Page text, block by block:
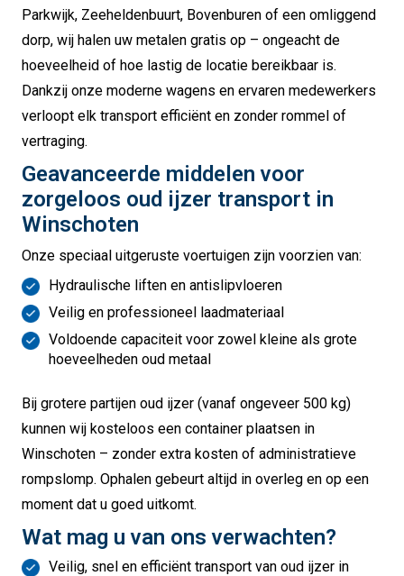
Parkwijk, Zeeheldenbuurt, Bovenburen of een omliggend
dorp, wij halen uw metalen gratis op – ongeacht de
hoeveelheid of hoe lastig de locatie bereikbaar is.
Dankzij onze moderne wagens en ervaren medewerkers
verloopt elk transport efficiënt en zonder rommel of
vertraging.
Geavanceerde middelen voor
zorgeloos oud ijzer transport in
Winschoten
Onze speciaal uitgeruste voertuigen zijn voorzien van:
Hydraulische liften en antislipvloeren
Veilig en professioneel laadmateriaal
Voldoende capaciteit voor zowel kleine als grote
hoeveelheden oud metaal
Bij grotere partijen oud ijzer (vanaf ongeveer 500 kg)
kunnen wij kosteloos een container plaatsen in
Winschoten – zonder extra kosten of administratieve
rompslomp. Ophalen gebeurt altijd in overleg en op een
moment dat u goed uitkomt.
Wat mag u van ons verwachten?
Veilig, snel en efficiënt transport van oud ijzer in